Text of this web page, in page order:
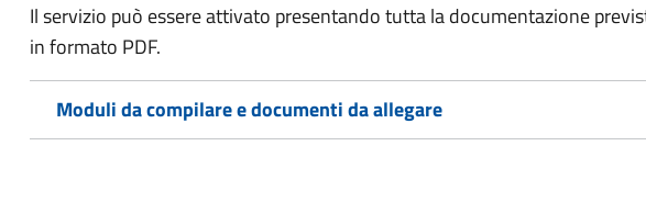
Il servizio può essere attivato presentando tutta la documentazione
in formato PDF.
Moduli da compilare e documenti da allegare